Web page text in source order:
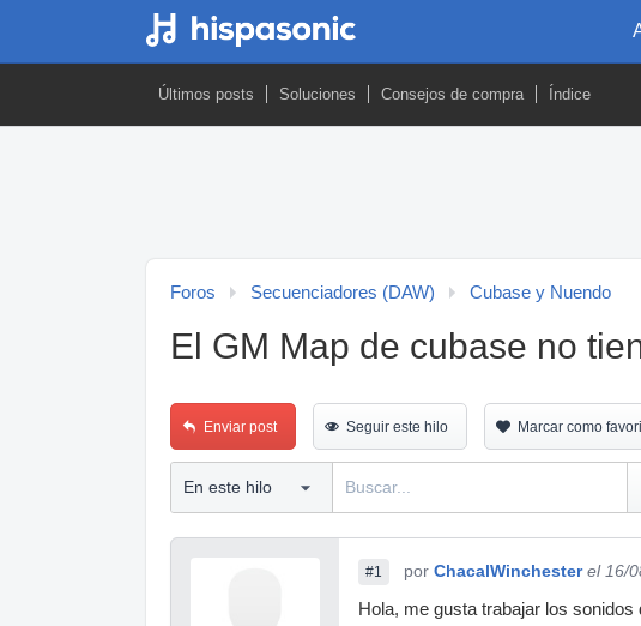
Últimos posts Soluciones Consejos de compra Índice
Foros Secuenciadores (DAW) Cubase y Nuendo
El GM Map de cubase no
Enviar post Seguir este hilo Marcar como
#1 por ChacalWinchester el 16/
Hola, me gusta trabajar los